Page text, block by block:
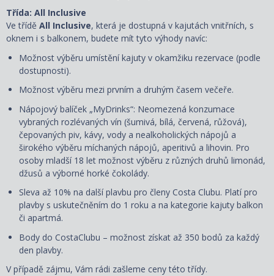
Třída: All Inclusive
Ve třídě All Inclusive, která je dostupná v kajutách vnitřních, s
oknem i s balkonem, budete mít tyto výhody navíc:
Možnost výběru umístění kajuty v okamžiku rezervace (podle
dostupnosti).
Možnost výběru mezi prvním a druhým časem večeře.
Nápojový balíček „MyDrinks“: Neomezená konzumace
vybraných rozlévaných vín (šumivá, bílá, červená, růžová),
čepovaných piv, kávy, vody a nealkoholických nápojů a
širokého výběru míchaných nápojů, aperitivů a lihovin. Pro
osoby mladší 18 let možnost výběru z různých druhů limonád,
džusů a výborné horké čokolády.
Sleva až 10% na další plavbu pro členy Costa Clubu. Platí pro
plavby s uskutečněním do 1 roku a na kategorie kajuty balkon
či apartmá.
Body do CostaClubu – možnost získat až 350 bodů za každý
den plavby.
V případě zájmu, Vám rádi zašleme ceny této třídy.